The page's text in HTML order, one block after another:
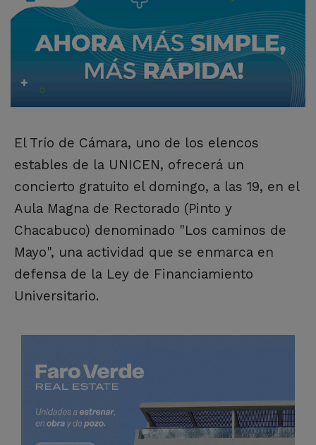
El Trío de Cámara, uno de los elencos
estables de la UNICEN, ofrecerá un
concierto gratuito el domingo, a las 19, en el
Aula Magna de Rectorado (Pinto y
Chacabuco) denominado "Los caminos de
Mayo", una actividad que se enmarca en
defensa de la Ley de Financiamiento
Universitario.